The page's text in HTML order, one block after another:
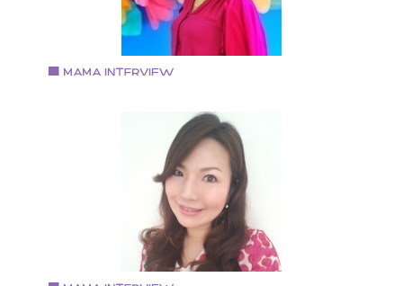
メルマガ https://www.reservestock.jp/subscribe/86258
HAPPY COLOR ブランカ 代表 国家資格キャリアコン
ルタント RYBカラーリーディングインストラクター
方眼ノートトレーナー